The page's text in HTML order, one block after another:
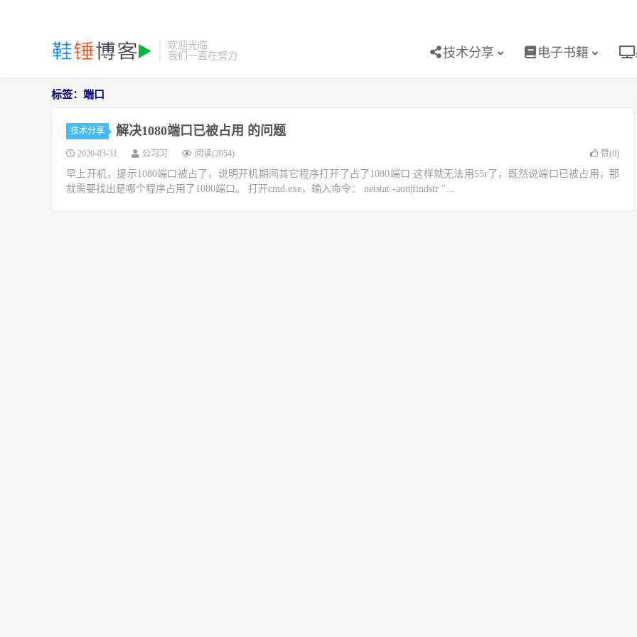
欢迎光临
我们一直在努力
技术分享 电子书籍
标签：端口
技术分享 解决1080端口已被占用 的问题
2020-03-31 公习习 阅读(2054) 赞(0)
早上开机，提示1080端口被占了，说明开机期间其它程序打开了占了1080端口 这样就无法用55r了，既然说端口已被占用，那
就需要找出是哪个程序占用了1080端口。 打开cmd.exe，输入命令： netstat -aon|findstr "...